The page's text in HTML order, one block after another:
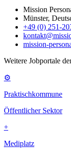
Mission
Münster,
+49 (0) 251-
mission-
Weitere Jobportale
⚙
Praktischkommune
Öffentlicher Sektor
+
Mediplatz